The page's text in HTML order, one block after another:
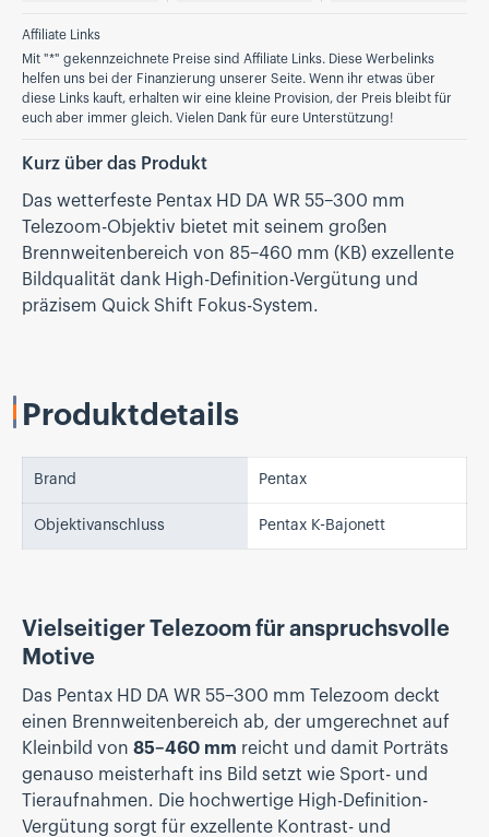
Affiliate Links
Mit "*" gekennzeichnete Preise sind Affiliate Links. Diese Werbelinks
helfen uns bei der Finanzierung unserer Seite. Wenn ihr etwas über
diese Links kauft, erhalten wir eine kleine Provision, der Preis bleibt für
euch aber immer gleich. Vielen Dank für eure Unterstützung!
Kurz über das Produkt
Das wetterfeste Pentax HD DA WR 55–300 mm
Telezoom-Objektiv bietet mit seinem großen
Brennweitenbereich von 85–460 mm (KB) exzellente
Bildqualität dank High-Definition-Vergütung und
präzisem Quick Shift Fokus-System.
Produktdetails
Brand Pentax
Objektivanschluss Pentax K-Bajonett
Vielseitiger Telezoom für anspruchsvolle
Motive
Das Pentax HD DA WR 55–300 mm Telezoom deckt
einen Brennweitenbereich ab, der umgerechnet auf
Kleinbild von 85–460 mm reicht und damit Porträts
genauso meisterhaft ins Bild setzt wie Sport- und
Tieraufnahmen. Die hochwertige High-Definition-
Vergütung sorgt für exzellente Kontrast- und